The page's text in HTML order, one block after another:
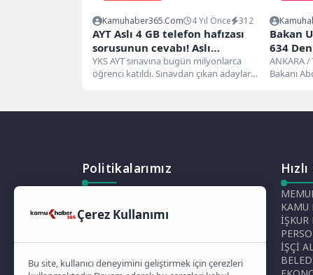
Kamuhaber365.com 4 Yıl Önce 312
AYT Aslı 4 GB telefon hafızası
sorusunun cevabı! Aslı
indireceği uygulama sorusu
yanıtı
YKS AYT sınavına bugün milyonlarca
öğrenci katıldı. Sınavdan çıkan adaylar
Bakan
634
ANKARA /
Bakanı
Politikalarımız
Çerez Politikası
Telif Hakları Politikası
KAMU
İŞKUR
İŞÇİ
Çerez Kullanımı
Bu site, kullanıcı deneyimini geliştirmek için çerezleri